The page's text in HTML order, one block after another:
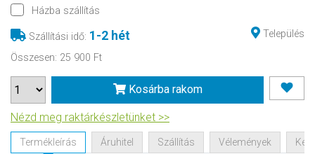
Házba szállítás
Szállítási idő: 1-2 hét
Település
Összesen: 25 900 Ft
Kosárba rakom
Nézd meg raktárkészletünket >>
Termékleírás Áruhitel Szállítás Vélemények